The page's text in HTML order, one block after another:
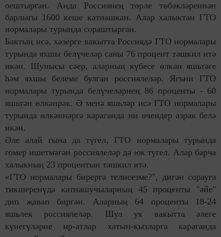
оештырган. Анда Россиянең төрле төбәкләреннән
барлыгы 1600 кеше катнашкан. Алар халыктан ГТО
нормалары турында сораштырган.
Бактың исә, хәзерге вакытта Россиядә ГТО нормалары
турында яхшы белүчеләр саны 76 процент тәшкил итә
икән. Шунысы сәер, аларның күбесе өлкән яшьтәге
һәм яхшы белеме булган россиялеләр. Ягъни ГТО
нормалары турында белүчеләрнең 86 проценты - 60
яшьтән өлкәнрәк. Ә менә яшьләр исә ГТО нормалары
турында өлкәннәргә караганда ни өчендер азрак белә
икән.
Әле алай гына да түгел, ГТО нормалары турында
гомер ишетмәгән россиялеләр дә юк түгел. Алар барча
халыкның 23 процентын тәшкил итә.
«ГТО нормалары бирергә телисезме?", дигән сорауга
тикшеренүдә катнашучыларның 45 проценты "әйе"
дип җавап биргән. Аларның 64 проценты 18-24
яшьлек россиялеләр. Шул ук вакытта әлеге
күнегүләрне ир-атлар хатын-кызларга караганда